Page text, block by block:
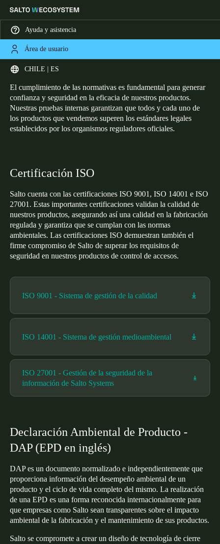
Ayuda y asistencia
Área de usuario
CHILE | ES
Elija su ubicación y configuración de idioma
Global Europe North America Caribbean -
Chile | Español
Español
Colombia
Español
Chile
Español
Guardar la nueva selección como predeterminada
HOME CERTIFICACIONES
Certificaciones
El cumplimiento de las normativas es fundamental para generar
confianza y seguridad en la eficacia de nuestros productos.
Nuestras pruebas internas garantizan que todos y cada uno de
los productos que vendemos superen los estándares legales
establecidos por los organismos reguladores oficiales.
Certificación ISO
Salto cuenta con las certificaciones ISO 9001, ISO 14001 e ISO
27001. Estas importantes certificaciones validan la calidad de
nuestros productos, asegurando así una calidad en la fabricación
regulada y garantiza que se cumplan con las normas
ambientales. Las certificaciones ISO demuestran también el
firme compromiso de Salto de superar los requisitos de
seguridad en nuestros productos de control de accesos.
ISO 9001 - Sistema de gestión de la calidad
ISO 14001 - Sistema de gestión medioambiental
ISO 27001 - Gestión de la seguridad de la
información de Salto Systems
Declaración Ambiental de Producto -
DAP (EPD en inglés)
DAP es un documento normalizado e independientemente que
proporciona información del desempeño ambiental de un
producto y el ciclo de vida completo del mismo. La realización
de una EPD es una forma reconocida internacionalmente para
que empresas como Salto sean transparentes sobre el impacto
ambiental de la fabricación y el mantenimiento de sus productos.
Salto se compromete a crear un diseño de tecnología de cierre